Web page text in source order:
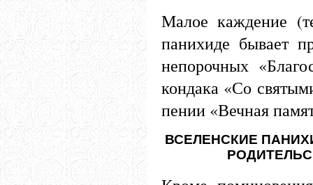
Малое каждение
панихиде бывает
непорочных
кондака «Со
пении «Вечная
ВСЕЛЕНСКИЕ